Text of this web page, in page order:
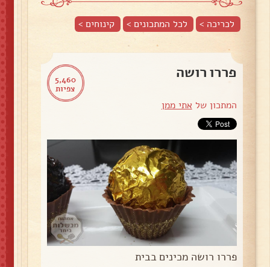
לכריכה > לכל המתכונים > קינוחים>
5,460
צפיות
פררו רושה
המתכון של אתי ממן
פררו רושה מכינים בבית